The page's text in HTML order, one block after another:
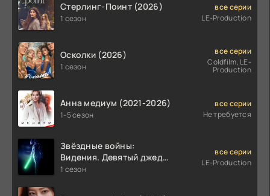
Стерлинг-Поинт (2026)
1 сезон
все серии
LE-Production
Осколки (2026)
1 сезон
все серии
Coldfilm, LE-
Production
Анна медиум (2021-2026)
1-5 сезон
все серии
Не требуется
Звёздные войны:
Видения. Девятый джедай
(2026)
1 сезон
все серии
LE-Production